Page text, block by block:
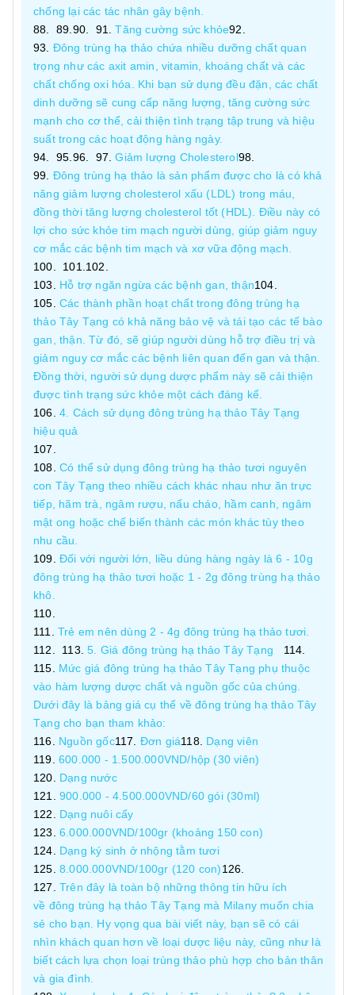
chống lại các tác nhân gây bệnh.
Tăng cường sức khỏe
Đông trùng hạ thảo chứa nhiều dưỡng chất quan
trọng như các axit amin, vitamin, khoáng chất và các
chất chống oxi hóa. Khi bạn sử dụng đều đặn, các chất
dinh dưỡng sẽ cung cấp năng lượng, tăng cường sức
mạnh cho cơ thể, cải thiện tình trạng tập trung và hiệu
suất trong các hoạt động hàng ngày.
Giảm lượng Cholesterol
Đông trùng hạ thảo là sản phẩm được cho là có khả
năng giảm lượng cholesterol xấu (LDL) trong máu,
đồng thời tăng lượng cholesterol tốt (HDL). Điều này có
lợi cho sức khỏe tim mạch người dùng, giúp giảm nguy
cơ mắc các bệnh tim mạch và xơ vữa động mạch.
Hỗ trợ ngăn ngừa các bệnh gan, thận
Các thành phần hoạt chất trong đông trùng hạ
thảo Tây Tạng có khả năng bảo vệ và tái tạo các tế bào
gan, thận. Từ đó, sẽ giúp người dùng hỗ trợ điều trị và
giảm nguy cơ mắc các bệnh liên quan đến gan và thận.
Đồng thời, người sử dụng dược phẩm này sẽ cải thiện
được tình trạng sức khỏe một cách đáng kể.
4. Cách sử dụng đông trùng hạ thảo Tây Tạng
hiệu quả
Có thể sử dụng đông trùng hạ thảo tươi nguyên
con Tây Tạng theo nhiều cách khác nhau như ăn trực
tiếp, hãm trà, ngâm rượu, nấu cháo, hầm canh, ngâm
mật ong hoặc chế biến thành các món khác tùy theo
nhu cầu.
Đối với người lớn, liều dùng hàng ngày là 6 - 10g
đông trùng hạ thảo tươi hoặc 1 - 2g đông trùng hạ thảo
khô.
Trẻ em nên dùng 2 - 4g đông trùng hạ thảo tươi.
5. Giá đông trùng hạ thảo Tây Tạng
Mức giá đông trùng hạ thảo Tây Tạng phụ thuộc
vào hàm lượng dược chất và nguồn gốc của chúng.
Dưới đây là bảng giá cụ thể về đông trùng hạ thảo Tây
Tạng cho bạn tham khảo:
Nguồn gốc
Đơn giá
Dạng viên
600.000 - 1.500.000VND/hộp (30 viên)
Dạng nước
900.000 - 4.500.000VND/60 gói (30ml)
Dạng nuôi cấy
6.000.000VND/100gr (khoảng 150 con)
Dạng ký sinh ở nhộng tằm tươi
8.000.000VND/100gr (120 con)
Trên đây là toàn bộ những thông tin hữu ích
về đông trùng hạ thảo Tây Tạng mà Milany muốn chia
sẻ cho bạn. Hy vọng qua bài viết này, bạn sẽ có cái
nhìn khách quan hơn về loại dược liệu này, cũng như là
biết cách lựa chọn loại trùng thảo phù hợp cho bản thân
và gia đình.